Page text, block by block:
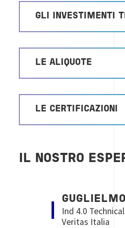
GLI INVESTIMENTI
LE ALIQUOTE
LE CERTIFICAZIONI
IL NOSTRO
Ind 4.0
Veritas Italia